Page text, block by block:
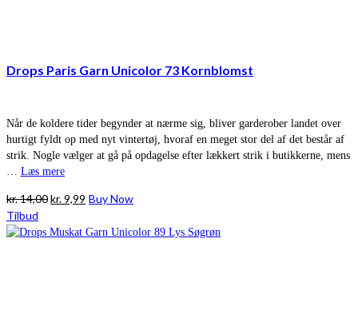
Drops Paris Garn Unicolor 73 Kornblomst
Når de koldere tider begynder at nærme sig, bliver garderober landet over
hurtigt fyldt op med nyt vintertøj, hvoraf en meget stor del af det består af
strik. Nogle vælger at gå på opdagelse efter lækkert strik i butikkerne, mens
Læs mere
kr.14,00Den
pris
kr.9,99 Den
pris
Buy Now
Tilbud